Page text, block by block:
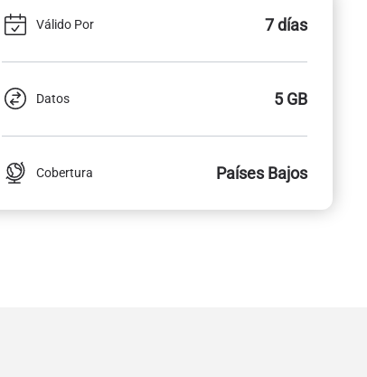
Válido Por 7 días
Datos 5 GB
Cobertura Países Bajos